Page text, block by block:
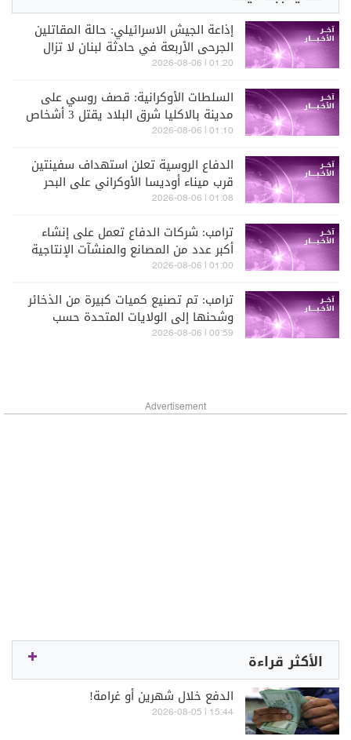
إذاعة الجيش الاسرائيلي: حالة المقاتلين
الجرحى الأربعة في حادثة لبنان لا تزال
صعب
01:20 | 2026-08-06
السلطات الأوكرانية: قصف روسي على
مدينة بالاكليا شرق البلاد يقتل 3 أشخاص
01:10 | 2026-08-06
الدفاع الروسية تعلن استهداف سفينتين
قرب ميناء أوديسا الأوكراني على البحر
الأسود
01:08 | 2026-08-06
ترامب: شركات الدفاع تعمل على إنشاء
أكبر عدد من المصانع والمنشآت الإنتاجية
في تاريخ الولايات المتحدة
01:00 | 2026-08-06
ترامب: تم تصنيع كميات كبيرة من الذخائر
وشحنها إلى الولايات المتحدة حسب
الحاجة
00:59 | 2026-08-06
Advertisement
الأكثر قراءة
الدفع خلال شهرين أو غرامة!
15:44 | 2026-08-05